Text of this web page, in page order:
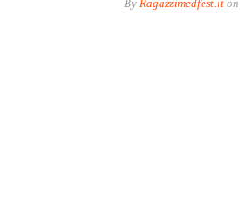
By Ragazzimedfest.iton